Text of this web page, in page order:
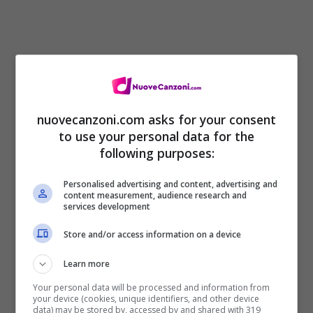
Stai andando via
Senza alcun dubbio, cosa sta succedendo
baby?
Lo vedo nei tuoi occhi
Molto distanti e mi sta facendo impazzire
Dimmi solo dove vai
Perché ho solo bisogno di sapere, ti predo
nuovecanzoni.com asks for your consent
to use your personal data for the
following purposes:
Personalised advertising and content, advertising and
content measurement, audience research and
services development
Store and/or access information on a device
Learn more
Your personal data will be processed and information from
your device (cookies, unique identifiers, and other device
data) may be stored by, accessed by and shared with 319